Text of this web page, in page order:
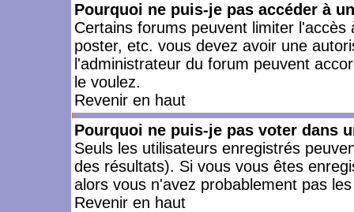
Pourquoi ne puis-je pas accéder à
Certains forums peuvent limiter
poster, etc. vous devez avoir une
l'administrateur du forum peuvent
le voulez.
Revenir en haut
Pourquoi ne puis-je pas voter dans
Seuls les utilisateurs enregistrés
des résultats). Si vous vous êtes
alors vous n'avez probablement pas
Revenir en haut